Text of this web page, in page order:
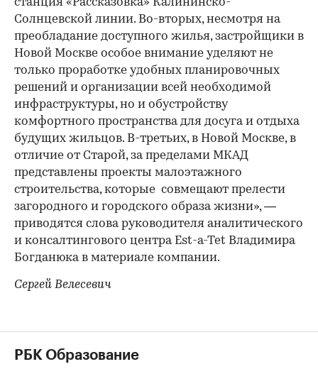
Солнцевской линии. Во-вторых, несмотря на
преобладание доступного жилья, застройщики в
Новой Москве особое внимание уделяют не
только проработке удобных планировочных
решений и организации всей необходимой
инфраструктуры, но и обустройству
комфортного пространства для досуга и отдыха
будущих жильцов. В-третьих, в Новой Москве, в
отличие от Старой, за пределами МКАД
представлены проекты малоэтажного
строительства, которые совмещают прелести
загородного и городского образа жизни», —
приводятся слова руководителя аналитического
и консалтингового центра Est-a-Tet Владимира
Богданюка в материале компании.
Сергей Велесевич
РБК Образование